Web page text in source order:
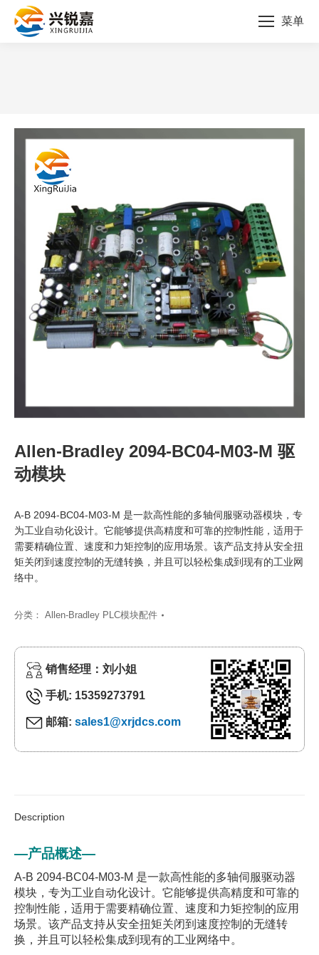
菜单
Allen-Bradley 2094-BC04-M03-M 驱
动模块
A-B 2094-BC04-M03-M 是一款高性能的多轴伺服驱动器模块，专
为工业自动化设计。它能够提供高精度和可靠的控制性能，适用于
需要精确位置、速度和力矩控制的应用场景。该产品支持从安全扭
矩关闭到速度控制的无缝转换，并且可以轻松集成到现有的工业网
络中。
分类： Allen-Bradley PLC模块配件
销售经理：刘小姐
手机: 15359273791
邮箱: sales1@xrjdcs.com
Description
—产品概述—
A-B 2094-BC04-M03-M 是一款高性能的多轴伺服驱动器
模块，专为工业自动化设计。它能够提供高精度和可靠的
控制性能，适用于需要精确位置、速度和力矩控制的应用
场景。该产品支持从安全扭矩关闭到速度控制的无缝转
换，并且可以轻松集成到现有的工业网络中。